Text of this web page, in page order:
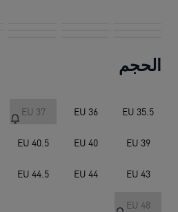
الحجم
EU 35.5
EU 36
EU 37
EU 39
EU 40
EU 40.5
EU 43
EU 44
EU 44.5
EU 48